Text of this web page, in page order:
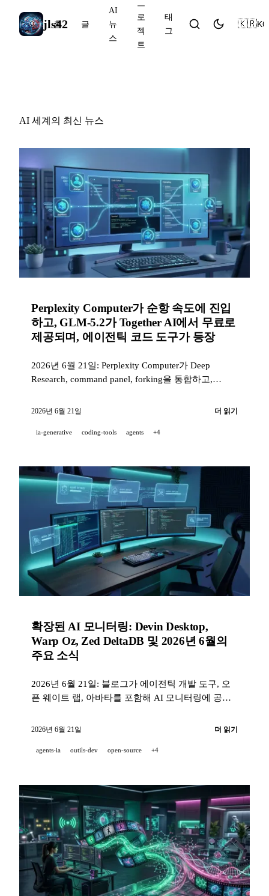
jls42
홈 글
AI
뉴
스
프
로
젝
트
태
그
🇰🇷KO
AI 세계의 최신 뉴스
Perplexity Computer가 순항 속도에 진입
하고, GLM-5.2가 Together AI에서 무료로
제공되며, 에이전틱 코드 도구가 등장
2026년 6월 21일: Perplexity Computer가 Deep
Research, command panel, forking을 통합하고,
OpenRouter에서 가장 빠른 서버가 된다. Amp는
Custom Agents를 출시하며, v0는 Annotations 모드와
2026년 6월 21일 더 읽기
ia-generative coding-tools agents +4
확장된 AI 모니터링: Devin Desktop,
Warp Oz, Zed DeltaDB 및 2026년 6월의
주요 소식
2026년 6월 21일: 블로그가 에이전틱 개발 도구, 오
픈 웨이트 랩, 아바타를 포함해 AI 모니터링에 공식
Desktop이 Windsurf를 잇고, Warp가 Oz를 출시하며,
하고, Replit이 보안을 강화한다.
2026년 6월 21일 더 읽기
agents-ia outils-dev open-source +4